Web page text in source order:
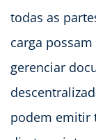
todas as
carga
gerenciar
podem emitir